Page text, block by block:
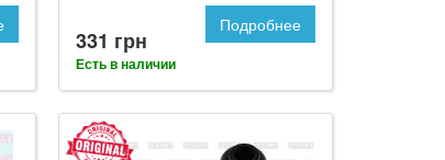
331 грн
Есть в наличии
Подробнее